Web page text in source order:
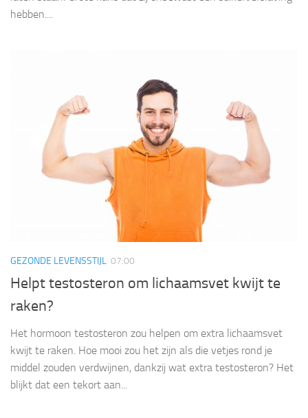
hebben....
GEZONDE LEVENSSTIJL 07:00
Helpt testosteron om lichaamsvet kwijt te
raken?
Het hormoon testosteron zou helpen om extra lichaamsvet
kwijt te raken. Hoe mooi zou het zijn als die vetjes rond je
middel zouden verdwijnen, dankzij wat extra testosteron? Het
blijkt dat een tekort aan...